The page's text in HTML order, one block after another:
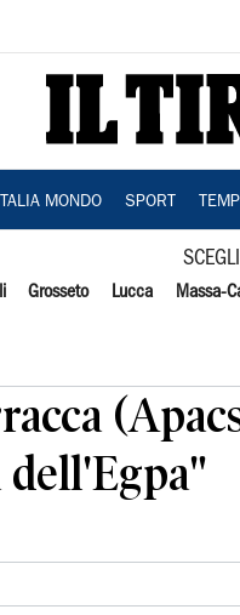
MONDO SPORT
Grosseto Lucca Massa-